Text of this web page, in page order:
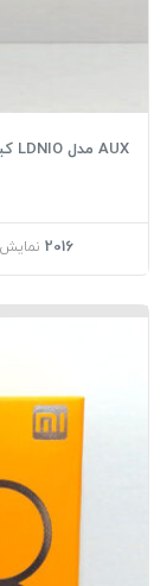
AUX مدل LDNIO کیفیت عالی
2016 نمایش